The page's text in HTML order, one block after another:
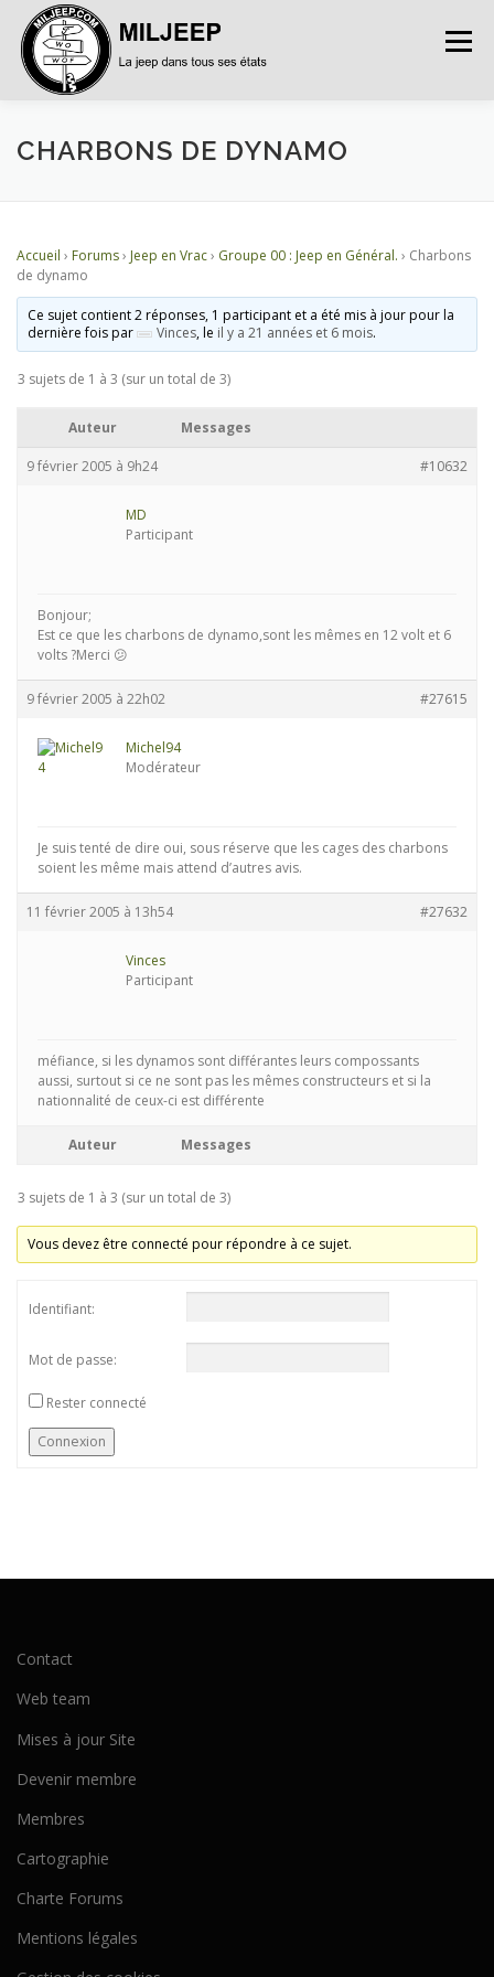
Menu
ACCUEIL ARTICLES PETITES ANNONCES
DOCUMENTATIONS FORUMS S’INSCRIRE
CONNEXION
CHARBONS DE DYNAMO
Accueil › Forums› Jeep en Vrac› Groupe 00 : Jeep en Général. › Charbons
de dynamo
Ce sujet contient 2 réponses, 1 participant et a été mis à jour pour la
dernière fois par
Vinces, le il y a 21 années et 6 mois.
3 sujets de 1 à 3 (sur un total de 3)
Auteur Messages
9 février 2005 à 9h24 #10632
MD
Participant
Bonjour;
Est ce que les charbons de dynamo,sont les mêmes en 12 volt et 6
volts ?Merci 😕
9 février 2005 à 22h02 #27615
Michel94
Modérateur
Je suis tenté de dire oui, sous réserve que les cages des charbons
soient les même mais attend d’autres avis.
11 février 2005 à 13h54 #27632
Vinces
Participant
méfiance, si les dynamos sont différantes leurs compossants
aussi, surtout si ce ne sont pas les mêmes constructeurs et si la
nationnalité de ceux-ci est différente
Auteur Messages
3 sujets de 1 à 3 (sur un total de 3)
Vous devez être connecté pour répondre à ce sujet.
Identifiant:
Mot de passe:
Rester connecté
Connexion
Contact
Web team
Mises à jour Site
Devenir membre
Membres
Cartographie
Charte Forums
Mentions légales